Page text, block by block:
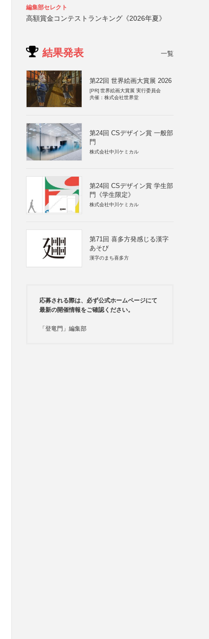
編集部セレクト
高額賞金コンテストランキング《2026年夏》
結果発表 一覧
第22回 世界絵画大賞展 2026
[PR] 世界絵画大賞展 実行委員会
共催：株式会社世界堂
第24回 CSデザイン賞 一般部
門
株式会社中川ケミカル
第24回 CSデザイン賞 学生部
門《学生限定》
株式会社中川ケミカル
第71回 喜多方発感じる漢字
あそび
漢字のまち喜多方
応募される際は、必ず公式ホームページにて
最新の開催情報をご確認ください。
「登竜門」編集部